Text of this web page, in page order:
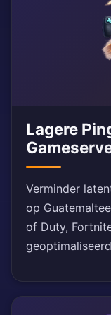
Lagere
Verminder
op
of Duty,